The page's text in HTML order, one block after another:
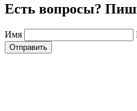
Есть вопросы?
Имя